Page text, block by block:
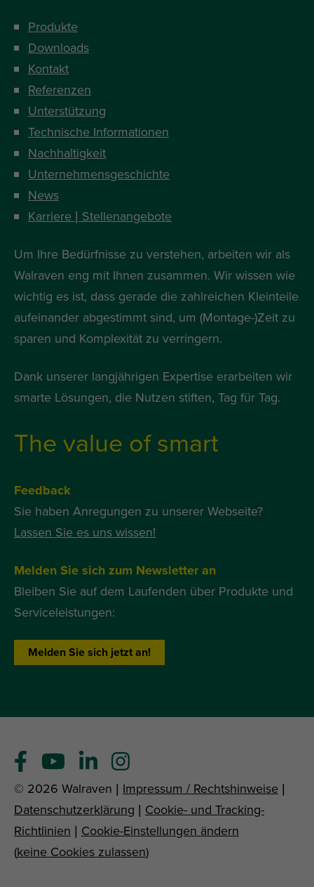
Produkte
Downloads
Kontakt
Referenzen
Unterstützung
Technische Informationen
Nachhaltigkeit
Unternehmensgeschichte
News
Karriere | Stellenangebote
Um Ihre Bedürfnisse zu verstehen, arbeiten wir als
Walraven eng mit Ihnen zusammen. Wir wissen wie
wichtig es ist, dass gerade die zahlreichen Kleinteile
aufeinander abgestimmt sind, um (Montage-)Zeit zu
sparen und Komplexität zu verringern.
Dank unserer langjährigen Expertise erarbeiten wir
smarte Lösungen, die Nutzen stiften, Tag für Tag.
The value of smart
Feedback
Sie haben Anregungen zu unserer Webseite?
Lassen Sie es uns wissen!
Melden Sie sich zum Newsletter an
Bleiben Sie auf dem Laufenden über Produkte und
Serviceleistungen:
Melden Sie sich jetzt an!
© 2026 Walraven | Impressum / Rechtshinweise |
Datenschutzerklärung | Cookie- und Tracking-
Richtlinien | Cookie-Einstellungen ändern
(keine Cookies zulassen)